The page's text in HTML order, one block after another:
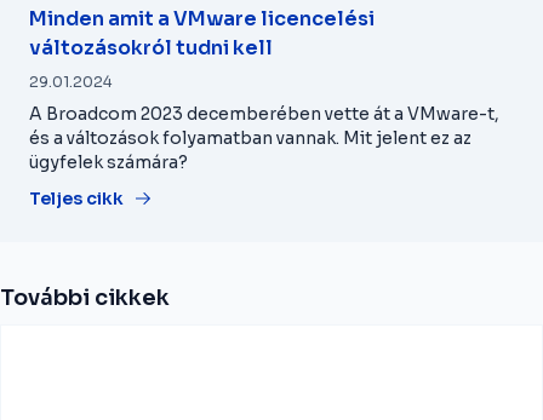
Minden amit a VMware licencelési
változásokról tudni kell
29.01.2024
A Broadcom 2023 decemberében vette át a VMware-t,
és a változások folyamatban vannak. Mit jelent ez az
ügyfelek számára?
Teljes cikk
További cikkek